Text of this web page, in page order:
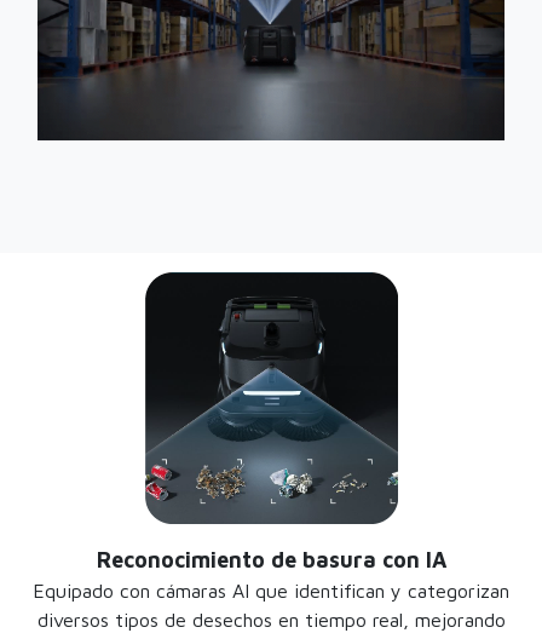
Reconocimiento de basura con IA
Equipado con cámaras AI que identifican y categorizan
diversos tipos de desechos en tiempo real, mejorando